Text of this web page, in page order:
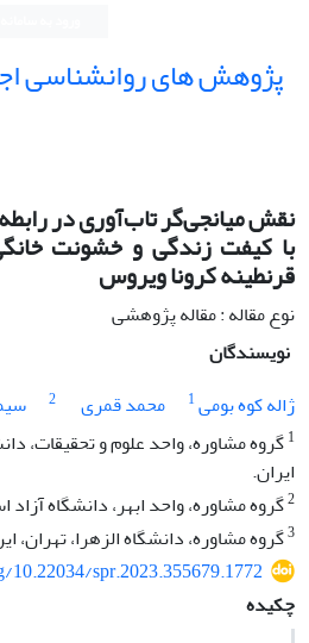
پژوهش های روانشناسی
نقش میانجی‌گر تاب‌آوری در
با کیفت زندگی و خشونت
قرنطینه کرونا ویروس
نوع مقاله : مقاله پژوهشی
نویسندگان
ژاله کوه بومی1 محمد قمری 2
1گروه مشاوره، واحد علوم و تحقیقات،
ایران.
2گروه مشاوره، واحد ابهر، دانشگاه آزاد
3گروه مشاوره، دانشگاه الزهرا، تهران،
spr.2023.355679.1772
چکیده